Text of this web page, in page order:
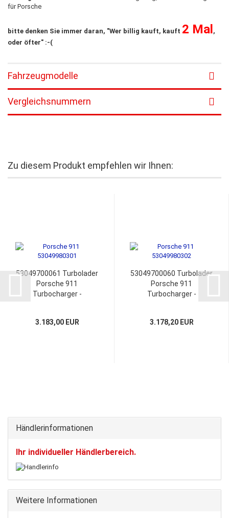
für Porsche
bitte denken Sie immer daran, "Wer billig kauft, kauft 2 Mal,
oder öfter" :-(
Fahrzeugmodelle
Vergleichsnummern
Zu diesem Produkt empfehlen wir Ihnen:
53049700061 Turbolader
Porsche 911
Turbocharger ­
997.123.013.79
3.183,00 EUR
53049700060 Turbolader
Porsche 911
Turbocharger ­
997.123.014.79
3.178,20 EUR
Händlerinformationen
Ihr individueller Händlerbereich.
Weitere Informationen